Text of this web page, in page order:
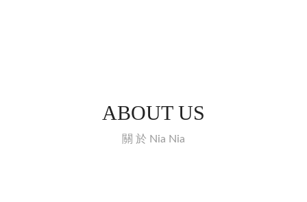
ABOUT US
關 於 Nia Nia